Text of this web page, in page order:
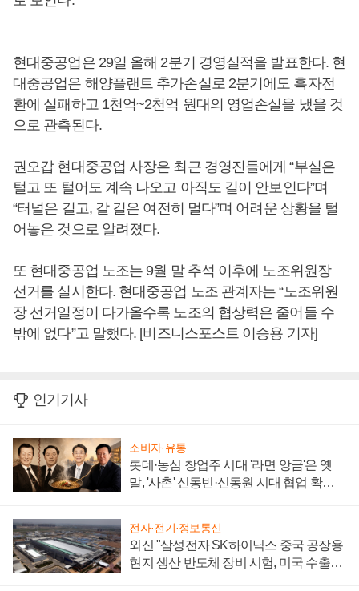
현대중공업은 29일 올해 2분기 경영실적을 발표한다. 현
대중공업은 해양플랜트 추가손실로 2분기에도 흑자전
환에 실패하고 1천억~2천억 원대의 영업손실을 냈을 것
으로 관측된다.
권오갑 현대중공업 사장은 최근 경영진들에게 “부실은
털고 또 털어도 계속 나오고 아직도 길이 안보인다”며
“터널은 길고, 갈 길은 여전히 멀다”며 어려운 상황을 털
어놓은 것으로 알려졌다.
또 현대중공업 노조는 9월 말 추석 이후에 노조위원장
선거를 실시한다. 현대중공업 노조 관계자는 “노조위원
장 선거일정이 다가올수록 노조의 협상력은 줄어들 수
밖에 없다”고 말했다. [비즈니스포스트 이승용 기자]
인기기사
소비자·유통
롯데·농심 창업주 시대 '라면 앙금'은 옛
말, '사촌' 신동빈·신동원 시대 협업 확대
전자·전기·정보통신
외신 "삼성전자 SK하이닉스 중국 공장용
현지 생산 반도체 장비 시험, 미국 수출통